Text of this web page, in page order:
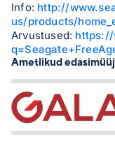
Info: http://
us/products/
Arvustused: https://
Ametlikud